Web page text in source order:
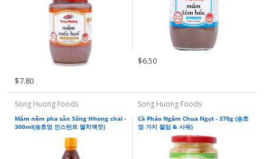
Hồi, Quế, Thảo
뚜엉, 무오이, 딤,
곡 도 차이
타이키 식품
Trung Nguyen
송흥식품
비폰
$7.80
$6.50
Song Huong Foods
Mắm nêm pha sẵn Sông Hhong chai -
300ml(송흐엉 인스턴트 멸치액젓)
Song Huong Foods
Cà Pháo Ngâm Chua Ngọt - 370g (송흐
엉 가지 절임 & 사워)